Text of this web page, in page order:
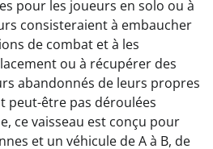
pour les joueurs en solo ou à
consisteraient à embaucher
de combat et à les
ou à récupérer des
abandonnés de leurs propres
peut-être pas déroulées
ce vaisseau est conçu pour
et un véhicule de A à B, de